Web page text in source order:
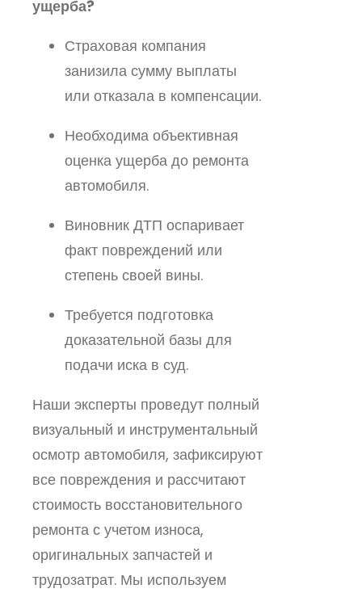
ущерба?
Страховая компания
занизила сумму выплаты
или отказала в компенсации.
Необходима объективная
оценка ущерба до ремонта
автомобиля.
Виновник ДТП оспаривает
факт повреждений или
степень своей вины.
Требуется подготовка
доказательной базы для
подачи иска в суд.
Наши эксперты проведут полный
визуальный и инструментальный
осмотр автомобиля, зафиксируют
все повреждения и рассчитают
стоимость восстановительного
ремонта с учетом износа,
оригинальных запчастей и
трудозатрат. Мы используем